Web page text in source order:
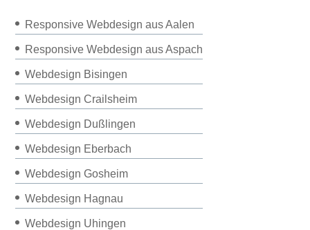
Responsive Webdesign aus Aalen
Responsive Webdesign aus Aspach
Webdesign Bisingen
Webdesign Crailsheim
Webdesign Dußlingen
Webdesign Eberbach
Webdesign Gosheim
Webdesign Hagnau
Webdesign Uhingen